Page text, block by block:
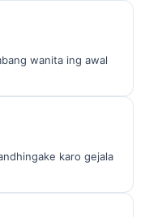
wanita ing awal
karo gejala